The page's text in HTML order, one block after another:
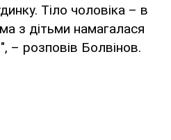
Тіло чоловіка – в
з дітьми намагалася
– розповів Болвінов.